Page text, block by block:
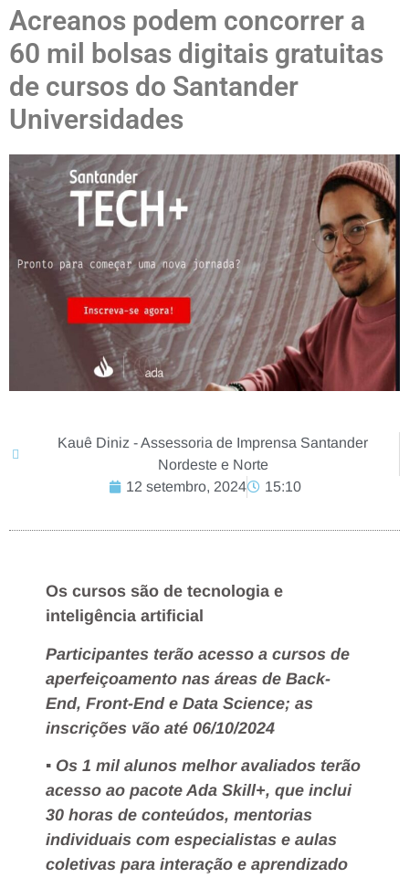
Acreanos podem concorrer a
60 mil bolsas digitais gratuitas
de cursos do Santander
Universidades
Kauê Diniz - Assessoria de Imprensa Santander
Nordeste e Norte
12 setembro, 2024
15:10
O︎s cursos são de tecnologia e
inteligência artificial
Participantes terão acesso a cursos de
aperfeiçoamento nas áreas de Back-
End, Front-End e Data Science; as
inscrições vão até 06/10/2024
▪︎ Os 1 mil alunos melhor avaliados terão
acesso ao pacote Ada Skill+, que inclui
30 horas de conteúdos, mentorias
individuais com especialistas e aulas
coletivas para interação e aprendizado